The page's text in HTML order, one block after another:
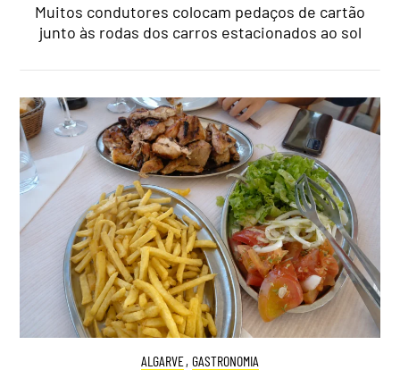
Muitos condutores colocam pedaços de cartão
junto às rodas dos carros estacionados ao sol
ALGARVE, GASTRONOMIA